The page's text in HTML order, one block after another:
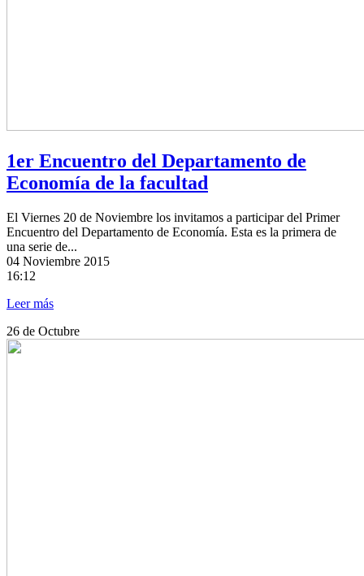
1er Encuentro del Departamento de
Economía de la facultad
El Viernes 20 de Noviembre los invitamos a participar del Primer
Encuentro del Departamento de Economía. Esta es la primera de
una serie de...
04 Noviembre 2015
16:12
Leer más
26 de Octubre